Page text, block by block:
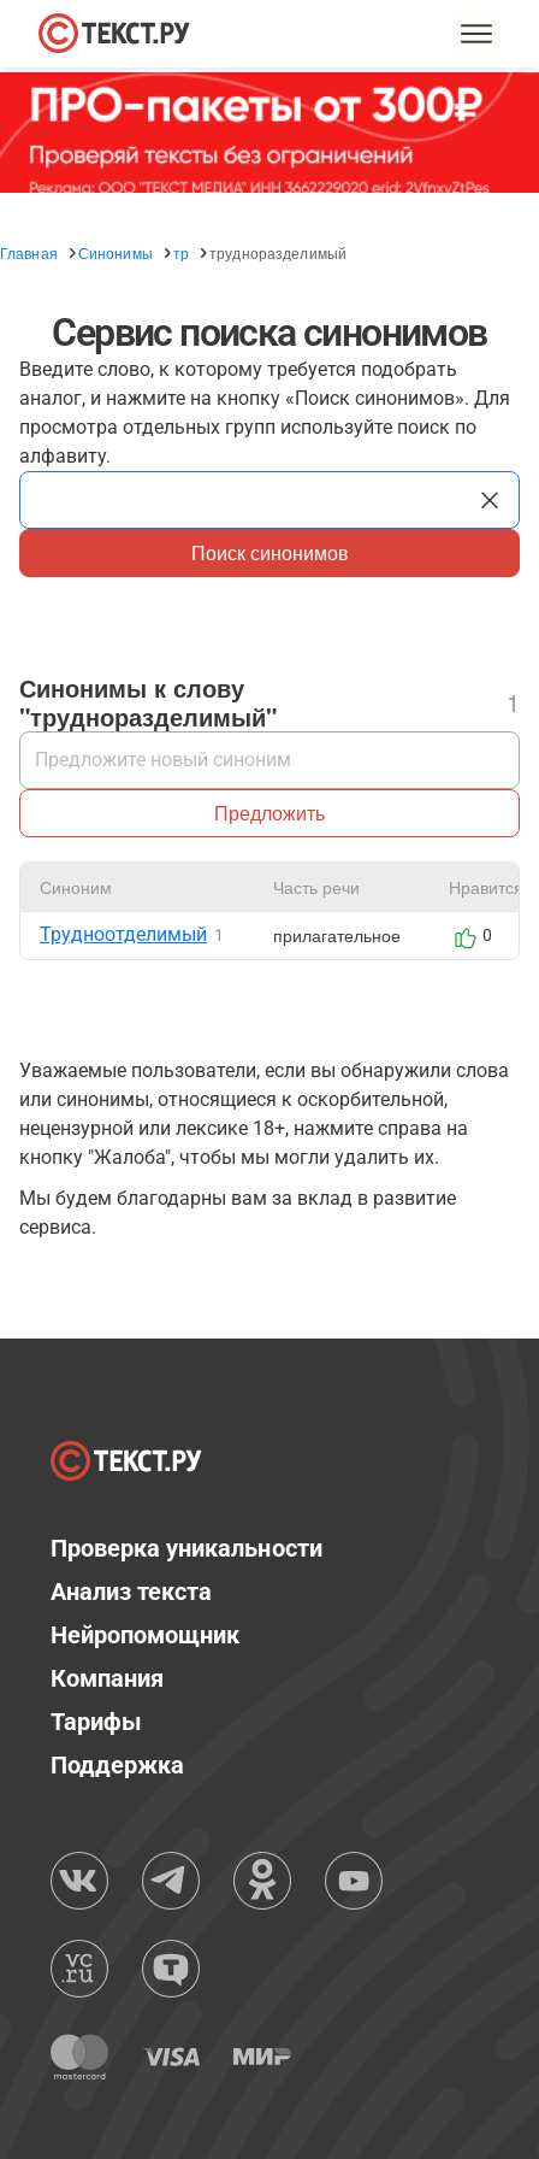
Главная Синонимы тр трудноразделимый
Сервис поиска синонимов
Введите слово, к которому требуется подобрать
аналог, и нажмите на кнопку «Поиск синонимов». Для
просмотра отдельных групп используйте поиск по
алфавиту.
Поиск синонимов
Синонимы к слову
"трудноразделимый"
1
Предложить
Синоним Часть речи Нравится
Трудноотделимый 1 прилагательное 0
Уважаемые пользователи, если вы обнаружили слова
или синонимы, относящиеся к оскорбительной,
нецензурной или лексике 18+, нажмите справа на
кнопку "Жалоба", чтобы мы могли удалить их.
Мы будем благодарны вам за вклад в развитие
сервиса.
Проверка уникальности
Анализ текста
Нейропомощник
Компания
Тарифы
Поддержка